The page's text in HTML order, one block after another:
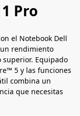
Pro
el Notebook Dell
rendimiento
Equipado
5 y las funciones
combina un
que necesitas